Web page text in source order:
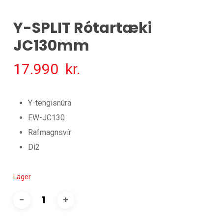
Y-SPLIT Rótartæki
JC130mm
17.990 kr.
Y-tengisnúra
EW-JC130
Rafmagnsvír
Di2
Lager